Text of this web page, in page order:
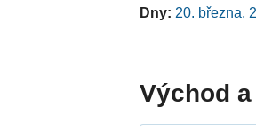
Dny: 20. března,
Východ